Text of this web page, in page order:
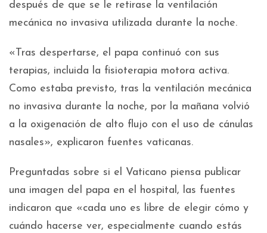
después de que se le retirase la ventilación
mecánica no invasiva utilizada durante la noche.
«Tras despertarse, el papa continuó con sus
terapias, incluida la fisioterapia motora activa.
Como estaba previsto, tras la ventilación mecánica
no invasiva durante la noche, por la mañana volvió
a la oxigenación de alto flujo con el uso de cánulas
nasales», explicaron fuentes vaticanas.
Preguntadas sobre si el Vaticano piensa publicar
una imagen del papa en el hospital, las fuentes
indicaron que «cada uno es libre de elegir cómo y
cuándo hacerse ver, especialmente cuando estás